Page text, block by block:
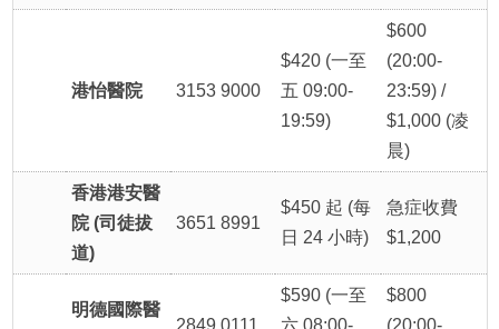
港怡醫院 3153 9000
$420 (一至
五 09:00-
19:59)
$600
(20:00-
23:59) /
$1,000 (凌
晨)
香港港安醫
院 (司徒拔
道)
3651 8991
$450 起 (每
日 24 小時)
急症收費
$1,200
明德國際醫
2849 0111
$590 (一至
六 08:00-
$800
(20:00-